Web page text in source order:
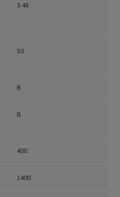
3.48
50
B
B
400
1400